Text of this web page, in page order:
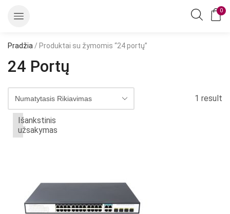
0
Pradžia / Produktai su žymomis “24 portų”
24 Portų
1 result
Išankstinis
užsakymas